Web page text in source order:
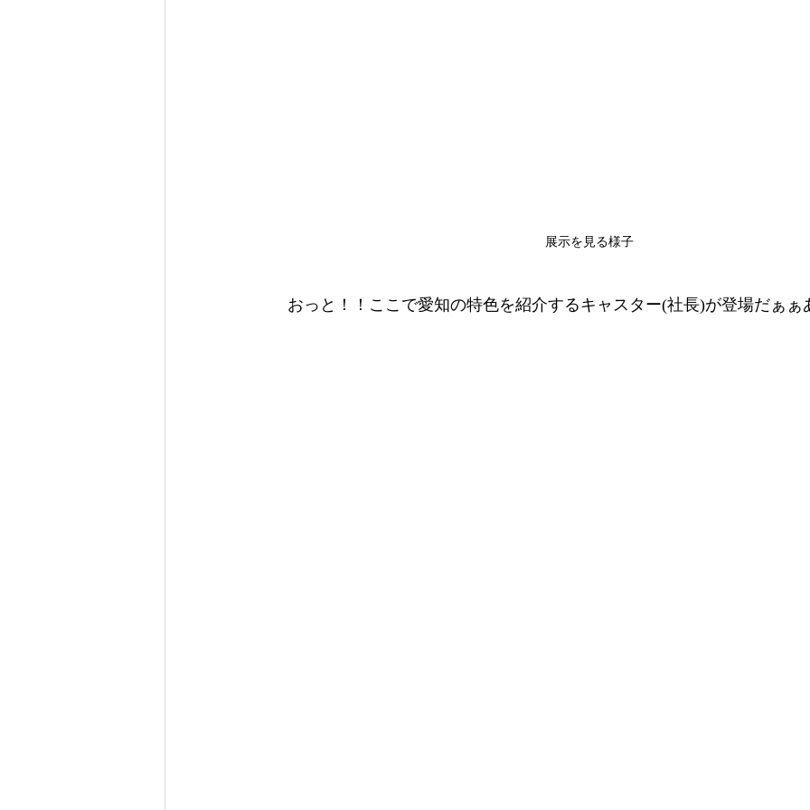
展示を見る様子
おっと！！ここで愛知の特色を紹介するキャスター(社長)が登場だぁぁ